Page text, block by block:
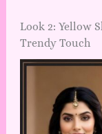
Look 2: Yellow
Trendy Touch